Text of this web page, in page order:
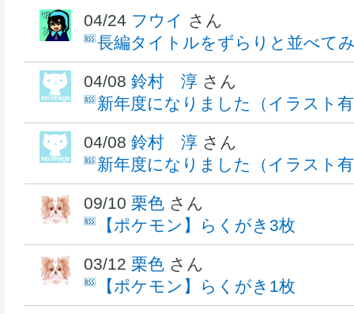
04/24 フウイ さん
長編タイトルをずらりと並べて
04/08 鈴村 淳 さん
新年度になりました（イラスト
04/08 鈴村 淳 さん
新年度になりました（イラスト
09/10 栗色 さん
【ポケモン】らくがき3枚
03/12 栗色 さん
【ポケモン】らくがき1枚